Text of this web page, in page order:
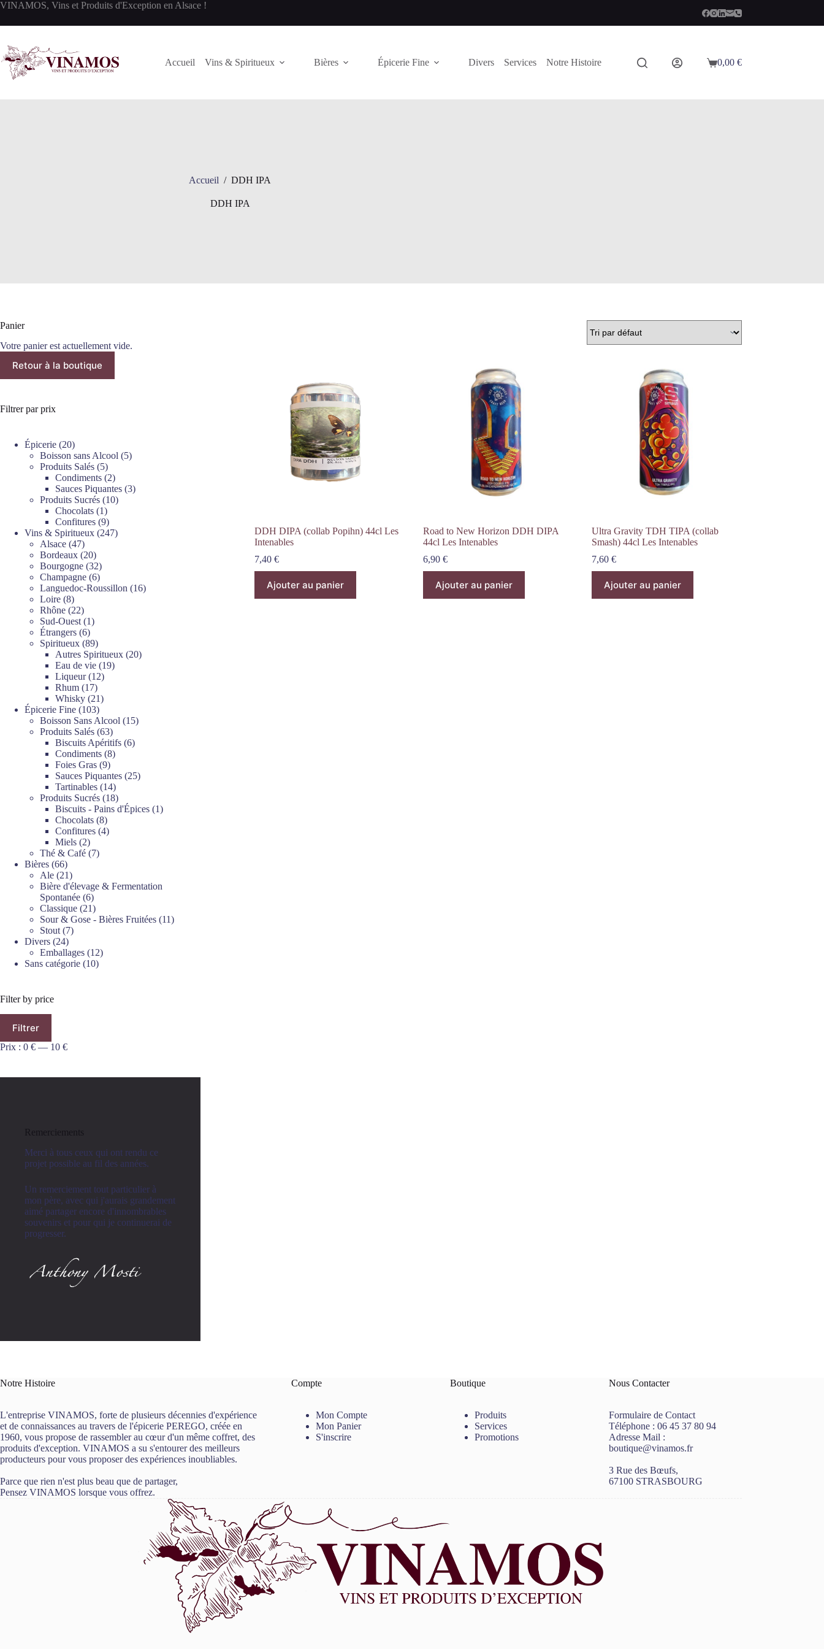
Passer
contenu
VINAMOS, Vins et Produits d'Exception en Alsace !
Accueil Vins & Spiritueux Bières Épicerie Fine Divers Services Notre Histoire
Panier
0,00 €
Accueil / DDH IPA
DDH IPA
DDH DIPA (collab Popihn) 44cl Les
Intenables
7,40 €
Ajouter au panier
Road to New Horizon DDH DIPA
44cl Les Intenables
6,90 €
Ajouter au panier
Ultra Gravity TDH TIPA (collab
Smash) 44cl Les Intenables
7,60 €
Ajouter au panier
Panier
Votre panier est actuellement vide.
Retour à la boutique
Filtrer par prix
Épicerie 2020
produits
Boisson sans Alcool 55
Produits Salés 55
produits
Condiments 22
produits
Sauces Piquantes 33
Produits Sucrés 1010
Chocolats 11
produit
Confitures 99
produits
Vins & Spiritueux 247247
Alsace 4747
produits
Bordeaux 2020
produits
Bourgogne 3232
produits
Champagne 66
produits
Languedoc-Roussillon 1616
Loire 88
produits
Rhône 2222
produits
Sud-Ouest 11
Étrangers 66
produits
Spiritueux 8989
produits
Autres Spiritueux 2020
Eau de vie 1919
Liqueur 1212
Rhum 1717
produits
Whisky 2121
Épicerie Fine 103103
produits
Boisson Sans Alcool 1515
Produits Salés 6363
produits
Biscuits Apéritifs 66
Condiments 88
Foies Gras 99
produits
Sauces Piquantes 2525
Tartinables 1414
produits
Produits Sucrés 1818
produits
Biscuits - Pains d'Épices 11
Chocolats 88
produits
Confitures 44
Miels 22
produits
Thé & Café 77
Bières 6666
produits
Ale 2121
produits
Bière d'élevage & Fermentation
Spontanée 66
produits
Classique 2121
produits
Sour & Gose - Bières Fruitées 1111
Stout 77
Divers 2424
produits
Emballages 1212
Sans catégorie 1010
Filter by price
min
maxFiltrer
Prix : 0 € — 10 €
Remerciements
Merci à tous ceux qui ont rendu ce
projet possible au fil des années.
Un remerciement tout particulier à
mon père, avec qui j'aurais grandement
aimé partager encore d'innombrables
souvenirs et pour qui je continuerai de
progresser.
Notre Histoire
L'entreprise VINAMOS, forte de plusieurs décennies d'expérience
et de connaissances au travers de l'épicerie PEREGO, créée en
1960, vous propose de rassembler au cœur d'un même coffret, des
produits d'exception. VINAMOS a su s'entourer des meilleurs
producteurs pour vous proposer des expériences inoubliables.
Parce que rien n'est plus beau que de partager,
Pensez VINAMOS lorsque vous offrez.
Compte
Mon Compte
Mon Panier
S'inscrire
Boutique
Produits
Services
Promotions
Nous Contacter
Formulaire de Contact
Téléphone :06 45 37 80 94
Adresse Mail :
boutique@vinamos.fr
3 Rue des Bœufs,
67100 STRASBOURG